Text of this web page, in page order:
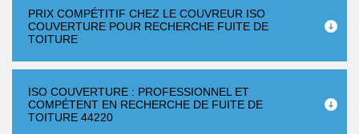
PRIX COMPÉTITIF CHEZ LE COUVREUR ISO
COUVERTURE POUR RECHERCHE FUITE DE
TOITURE
ISO COUVERTURE : PROFESSIONNEL ET
COMPÉTENT EN RECHERCHE DE FUITE DE
TOITURE 44220